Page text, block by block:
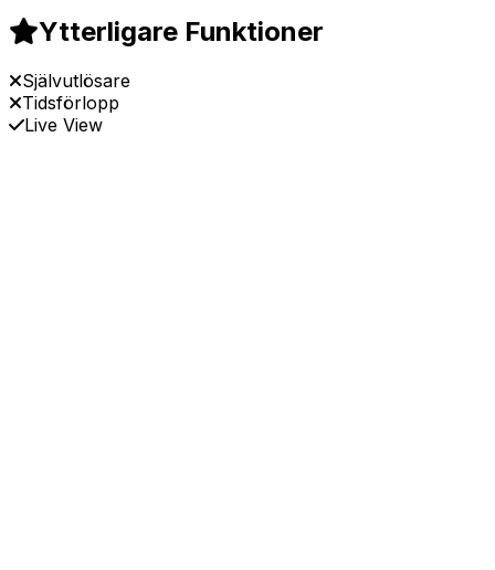
Ytterligare Funktioner
Självutlösare
Tidsförlopp
Live View